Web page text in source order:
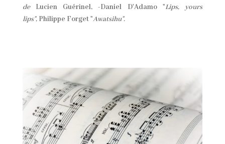
de Lucien Guérinel, -Daniel D'Adamo "Lips, yours
lips", Philippe Forget "Awatsihu".